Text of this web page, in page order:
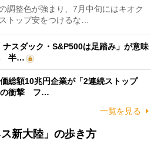
調整色が強まり、7月中旬にはキオク
トップ安をつけるな…
ナスダック・S&P500は足踏み」が意味
半…
総額10兆円企業が「2連続ストップ
の衝撃 フ…
一覧を見る
新大陸」の歩き方